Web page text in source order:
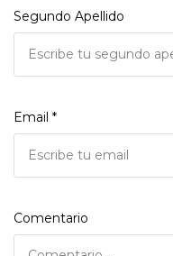
Segundo Apellido
Email *
Comentario